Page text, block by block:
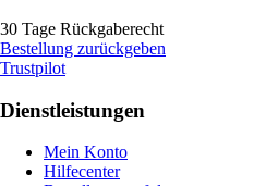
30 Tage Rückgaberecht
Bestellung zurückgeben
Trustpilot
Dienstleistungen
Mein Konto
Hilfecenter